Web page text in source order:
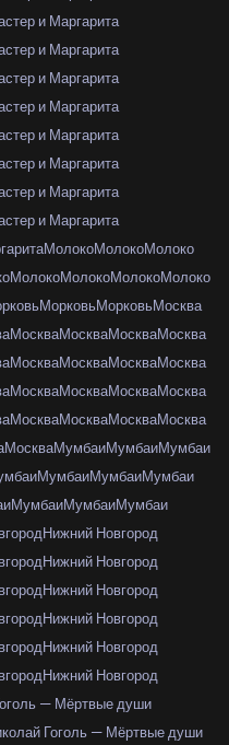
и Маргарита
и Маргарита
и Маргарита
и Маргарита
и Маргарита
и Маргарита
и Маргарита
и Маргарита
МолокоМолокоМолоко
МолокоМолокоМолокоМолоко
МорковьМорковьМосква
МоскваМоскваМоскваМосква
МоскваМоскваМоскваМосква
МоскваМоскваМоскваМосква
МоскваМоскваМоскваМосква
МоскваМумбаиМумбаиМумбаи
МумбаиМумбаиМумбаи
МумбаиМумбаиМумбаи
Нижний Новгород
Нижний Новгород
Нижний Новгород
Нижний Новгород
Нижний Новгород
Нижний Новгород
— Мёртвые души
Гоголь — Мёртвые души